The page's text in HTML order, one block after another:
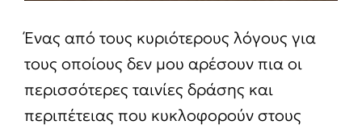
Ένας από τους κυριότερους λόγους για
τους οποίους δεν μου αρέσουν πια οι
περισσότερες ταινίες δράσης και
περιπέτειας που κυκλοφορούν στους